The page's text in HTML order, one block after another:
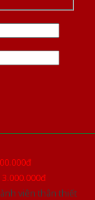
3.000.000đ
viên thân thiết